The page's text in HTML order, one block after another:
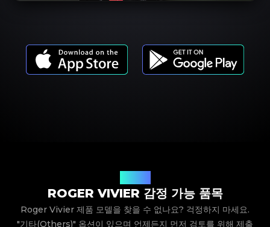
ROGER VIVIER 감정 가능 품목
Roger Vivier 제품 모델을 찾을 수 없나요? 걱정하지 마세요.
"기타(Others)" 옵션이 있으며 언제든지 먼저 검토를 위해 제출